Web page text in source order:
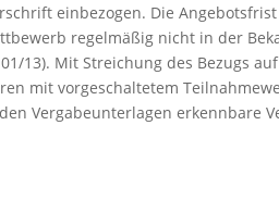
einbezogen. Die
regelmäßig nicht in der
13). Mit Streichung des Bezugs
mit vorgeschaltetem
Vergabeunterlagen erkennbare